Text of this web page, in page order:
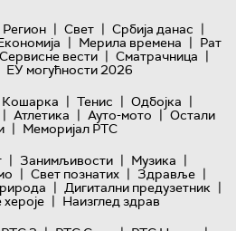
Регион | Свет | Србија данас |
| Мерила времена | Рат
Сервисне вести | Сматрачница |
ЕУ могућности 2026
Кошарка | Тенис | Одбојка |
| Атлетика | Ауто-мото | Остали
| Меморијал РТС
| Занимљивости | Музика |
| Свет познатих | Здравље |
| Дигитални предузетник |
| Наизглед здрав